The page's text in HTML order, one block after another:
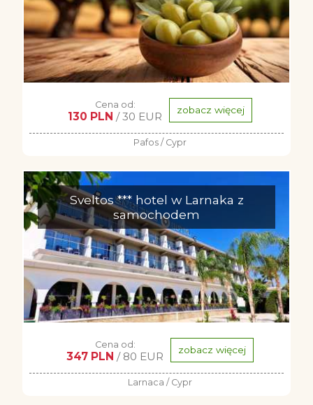
Cena od:
130 PLN / 30 EUR zobacz więcej
Pafos / Cypr
Sveltos *** hotel w Larnaka z
samochodem
Cena od:
347 PLN / 80 EUR zobacz więcej
Larnaca / Cypr